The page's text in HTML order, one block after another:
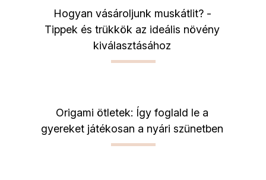
Hogyan vásároljunk muskátlit? -
Tippek és trükkök az ideális növény
kiválasztásához
Origami ötletek: Így foglald le a
gyereket játékosan a nyári szünetben